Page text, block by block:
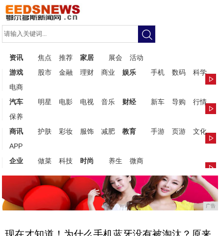
资讯 焦点 推荐 家居 展会
活动
游戏
股市 金融 理财 商业 娱乐 手机 数码
科学
电商
汽车
明星 电影 电视 音乐 财经 新车 导购
行情
保养
商讯
护肤 彩妆 服饰 减肥 教育 手游 页游
文化
APP
企业
做菜 科技 时尚 养生 微商
广告